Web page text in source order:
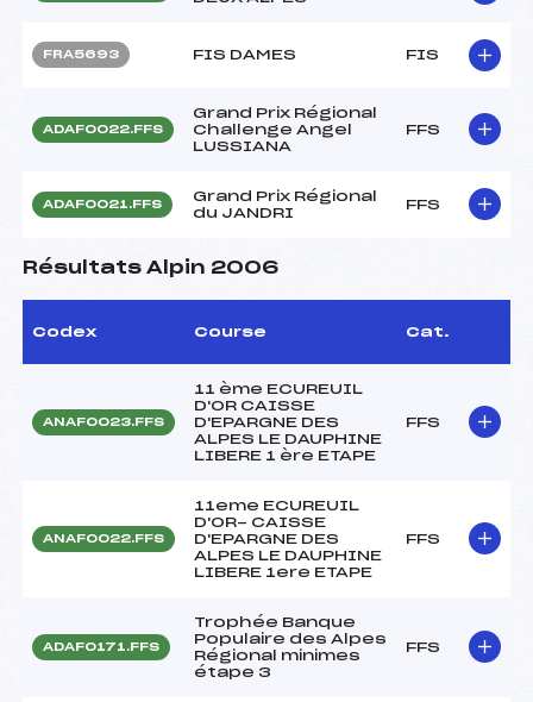
FRA5693 FIS DAMES FIS
ADAF0022.FFS
Grand Prix Régional
Challenge Angel
LUSSIANA
FFS
ADAF0021.FFS
Grand Prix Régional
du JANDRI
FFS
Résultats Alpin 2006
Codex Course Cat.
ANAF0023.FFS
11 ème ECUREUIL
D'OR CAISSE
D'EPARGNE DES
ALPES LE DAUPHINE
LIBERE 1 ère ETAPE
FFS
ANAF0022.FFS
11eme ECUREUIL
D'OR- CAISSE
D'EPARGNE DES
ALPES LE DAUPHINE
LIBERE 1ere ETAPE
FFS
ADAF0171.FFS
Trophée Banque
Populaire des Alpes
Régional minimes
étape 3
FFS